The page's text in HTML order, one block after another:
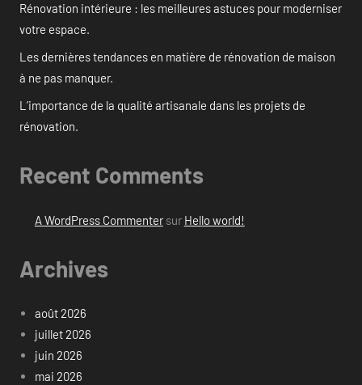
Rénovation intérieure : les meilleures astuces pour moderniser
votre espace.
Les dernières tendances en matière de rénovation de maison
à ne pas manquer.
L’importance de la qualité artisanale dans les projets de
rénovation.
Recent Comments
A WordPress Commentersur Hello world!
Archives
août 2026
juillet 2026
juin 2026
mai 2026